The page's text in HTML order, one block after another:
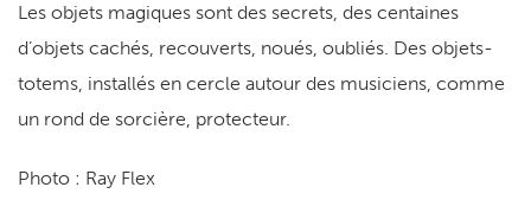
Les objets magiques sont des secrets, des centaines
d’objets cachés, recouverts, noués, oubliés. Des objets-
totems, installés en cercle autour des musiciens, comme
un rond de sorcière, protecteur.
Photo : Ray Flex